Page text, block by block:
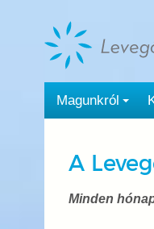
tartalomra
Magunkról
A
Minden